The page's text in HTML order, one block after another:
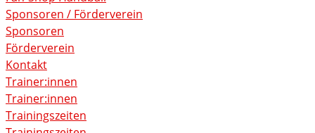
Sponsoren / Förderverein
Sponsoren
Förderverein
Kontakt
Trainer:innen
Trainer:innen
Trainingszeiten